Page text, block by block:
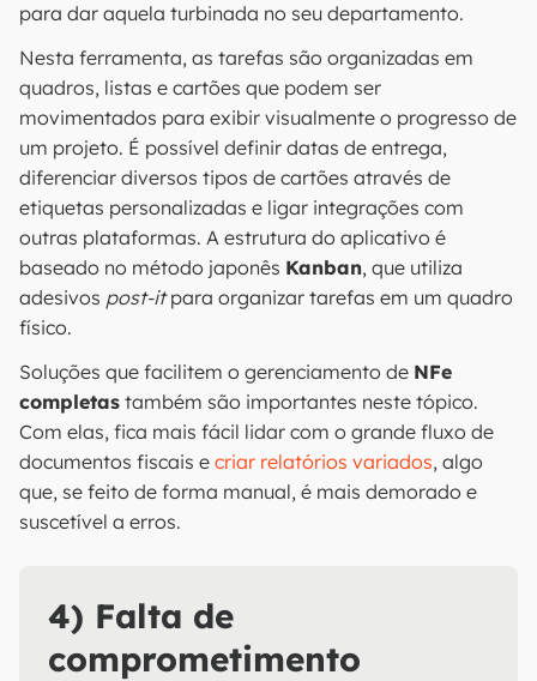
para dar aquela turbinada no seu departamento.
Nesta ferramenta, as tarefas são organizadas em
quadros, listas e cartões que podem ser
movimentados para exibir visualmente o progresso de
um projeto. É possível definir datas de entrega,
diferenciar diversos tipos de cartões através de
etiquetas personalizadas e ligar integrações com
outras plataformas. A estrutura do aplicativo é
baseado no método japonês Kanban, que utiliza
adesivos post-itpara organizar tarefas em um quadro
físico.
Soluções que facilitem o gerenciamento de NFe
completas também são importantes neste tópico.
Com elas, fica mais fácil lidar com o grande fluxo de
documentos fiscais e criar relatórios variados, algo
que, se feito de forma manual, é mais demorado e
suscetível a erros.
4) Falta de
comprometimento